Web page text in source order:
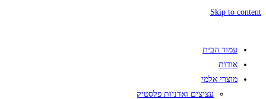
Skip to content
עמוד הבית
אודות
מוצרי אלמי
עציצים ואדניות פלסטיק